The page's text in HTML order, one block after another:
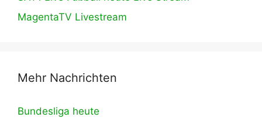
MagentaTV Livestream
Mehr Nachrichten
Bundesliga heute